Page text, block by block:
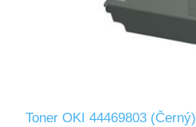
Toner OKI 44469803 (Černý)